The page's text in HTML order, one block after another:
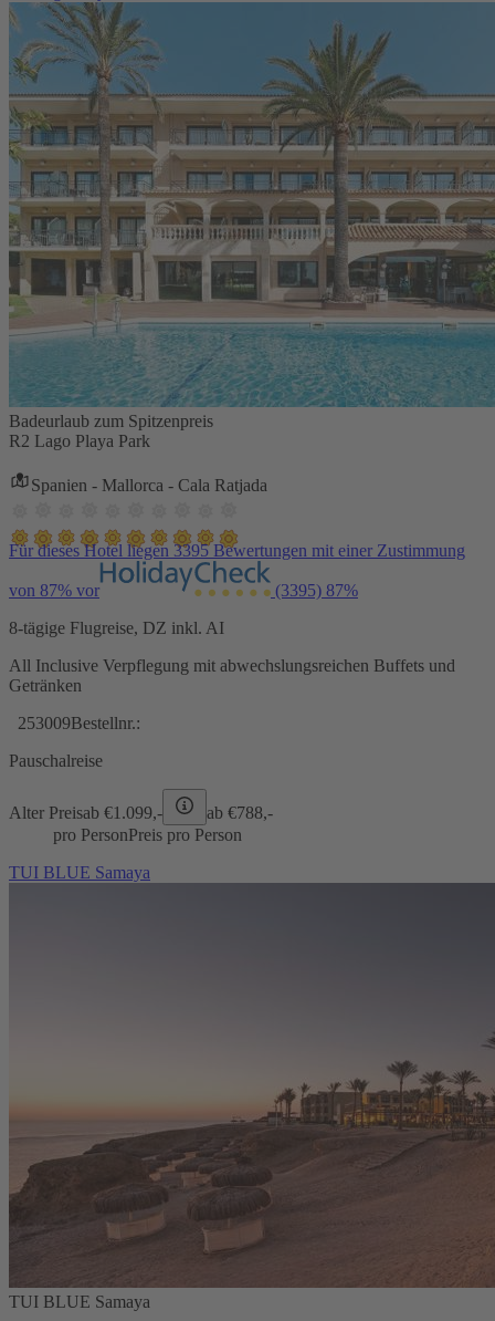
Badeurlaub zum Spitzenpreis
R2 Lago Playa Park
Spanien - Mallorca - Cala Ratjada
Für dieses Hotel liegen 3395 Bewertungen mit einer Zustimmung
von 87% vor (3395) 87%
8-tägige Flugreise, DZ inkl. AI
All Inclusive Verpflegung mit abwechslungsreichen Buffets und
Getränken
253009Bestellnr.:
Pauschalreise
Alter Preisab €1.099,- ab €788,-
pro PersonPreis pro Person
TUI BLUE Samaya
TUI BLUE Samaya